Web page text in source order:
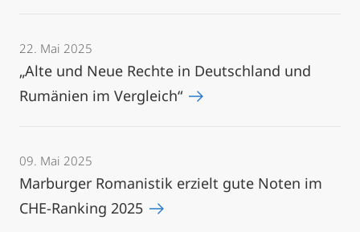
22. Mai 2025
„Alte und Neue Rechte in Deutschland und
Rumänien im Vergleich“
09. Mai 2025
Marburger Romanistik erzielt gute Noten im
CHE-Ranking 2025